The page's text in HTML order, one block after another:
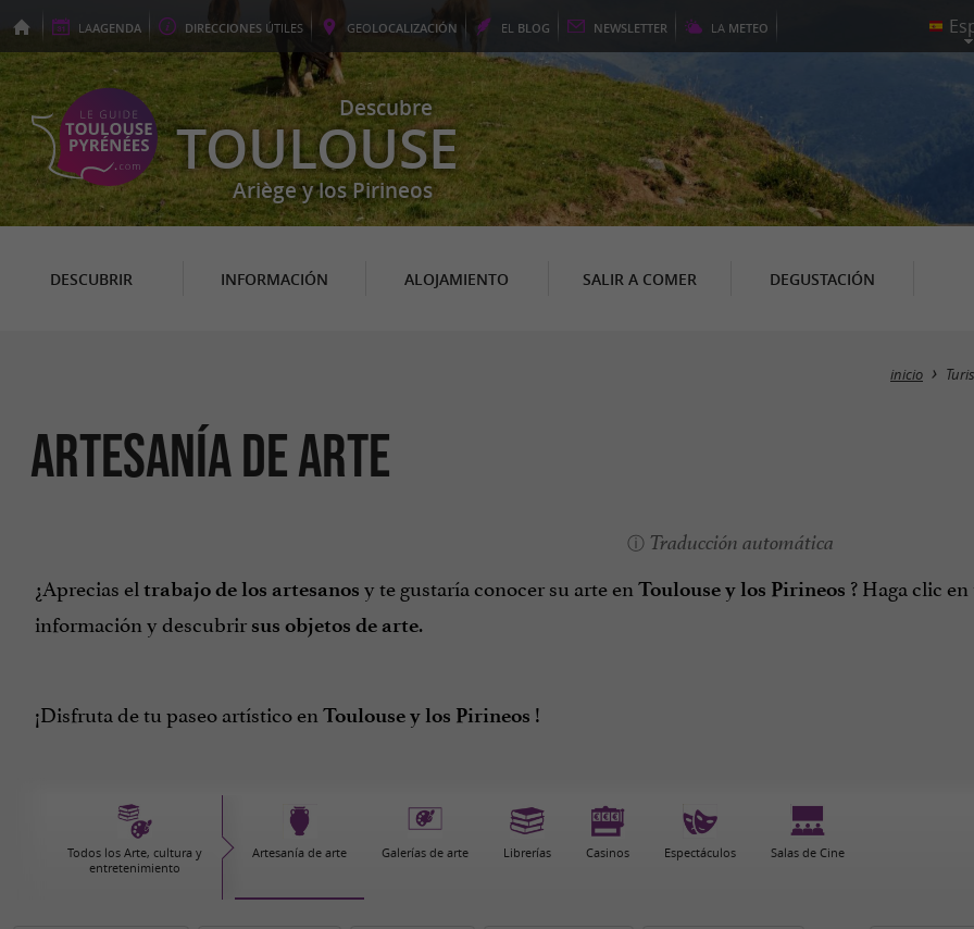
LAAGENDA DIRECCIONES ÚTILES GEOLOCALIZACIÓN EL BLOG NEWSLETTER LA METEO
Descubre
TOULOUSE
Ariège y los Pirineos
DESCUBRIR INFORMACIÓN ALOJAMIENTO SALIR A COMER DEGUSTACIÓN
inicio
Artesanía de arte
Traducción automática
¿Aprecias el trabajo de los artesanos y te gustaría conocer su arte en Toulouse y los Pirineos ? Haga clic
información y descubrir sus objetos de arte.
¡Disfruta de tu paseo artístico en Toulouse y los Pirineos !
Todos los Arte, cultura y
entretenimiento
Artesanía de arte Galerías de arte Librerías Casinos Espectáculos Salas de Cine